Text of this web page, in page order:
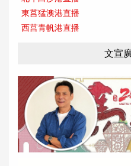
東莒猛澳港直播
西莒青帆港直播
文宣